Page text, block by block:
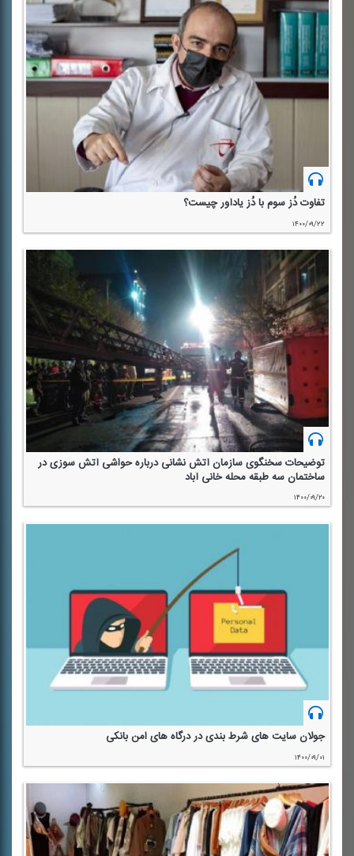
تفاوت دُز سوم با دُز یادآور چیست؟
۱۴۰۰/۰۹/۲۲
توضیحات سخنگوی سازمان آتش نشانی درباره حواشی آتش سوزی در
ساختمان سه طبقه محله خانی آباد
۱۴۰۰/۰۹/۲۰
جولان سایت های شرط بندی در درگاه های امن بانكی
۱۴۰۰/۰۹/۰۱